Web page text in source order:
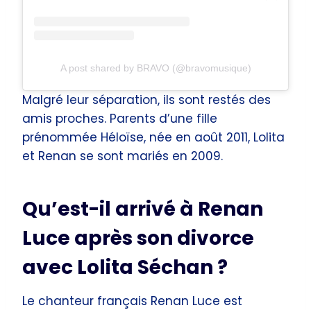
A post shared by BRAVO (@bravomusique)
Malgré leur séparation, ils sont restés des
amis proches. Parents d’une fille
prénommée Héloïse, née en août 2011, Lolita
et Renan se sont mariés en 2009.
Qu’est-il arrivé à Renan
Luce après son divorce
avec Lolita Séchan ?
Le chanteur français Renan Luce est